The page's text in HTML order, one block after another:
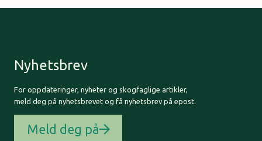
Nyhetsbrev
For oppdateringer, nyheter og skogfaglige artikler,
meld deg på nyhetsbrevet og få nyhetsbrev på epost.
Meld deg på